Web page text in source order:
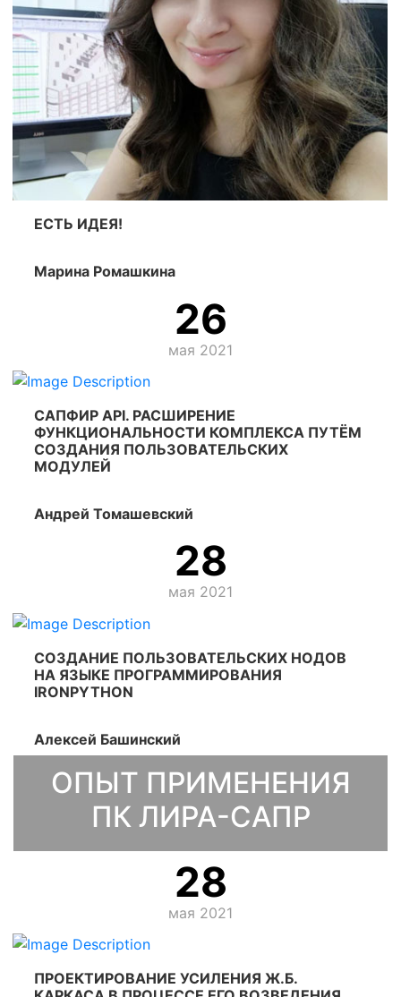
ЕСТЬ ИДЕЯ!
Марина Ромашкина
26
мая 2021
САПФИР API. РАСШИРЕНИЕ
ФУНКЦИОНАЛЬНОСТИ КОМПЛЕКСА ПУТЁМ
СОЗДАНИЯ ПОЛЬЗОВАТЕЛЬСКИХ
МОДУЛЕЙ
Андрей Томашевский
28
мая 2021
СОЗДАНИЕ ПОЛЬЗОВАТЕЛЬСКИХ НОДОВ
НА ЯЗЫКЕ ПРОГРАММИРОВАНИЯ
IRONPYTHON
Алексей Башинский
ОПЫТ ПРИМЕНЕНИЯ
ПК ЛИРА-САПР
28
мая 2021
ПРОЕКТИРОВАНИЕ УСИЛЕНИЯ Ж.Б.